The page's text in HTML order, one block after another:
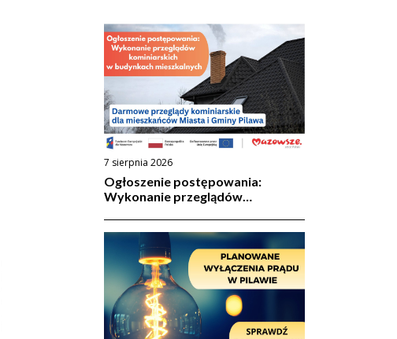
7 sierpnia 2026
Ogłoszenie postępowania:
Wykonanie przeglądów